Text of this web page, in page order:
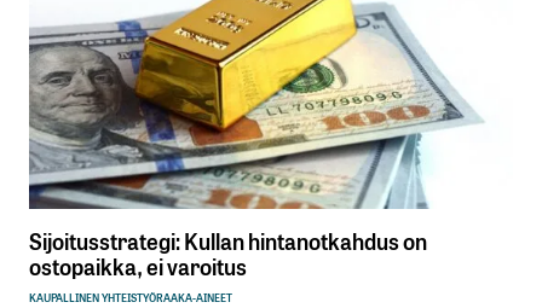
Sijoitusstrategi: Kullan hintanotkahdus on
ostopaikka, ei varoitus
KAUPALLINEN YHTEISTYÖRAAKA-AINEET